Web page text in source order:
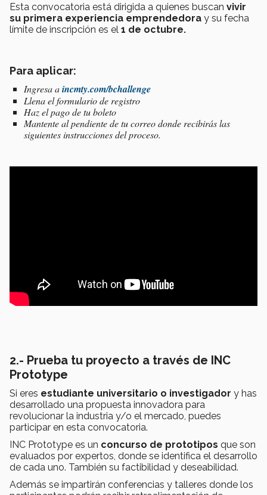
Esta convocatoria está dirigida a quienes buscan vivir
su primera experiencia emprendedora y su fecha
límite de inscripción es el 1 de octubre.
Para aplicar:
Ingresa aincmty.com/bchallenge
Llena el formulario de registro
Haz el pago de tu boleto
Mantente al pendiente de tu correo donde recibirás las
siguientes instrucciones del proceso.
2.- Prueba tu proyecto a través de INC
Prototype
Si eres estudiante universitario o investigador y has
desarrollado una propuesta innovadora para
revolucionar la industria y/o el mercado, puedes
participar en esta convocatoria.
INC Prototype es un concurso de prototipos que son
evaluados por expertos, donde se identifica el desarrollo
de cada uno. También su factibilidad y deseabilidad.
Además se impartirán conferencias y talleres donde los